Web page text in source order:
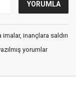
inançlara saldırı
yorumlar